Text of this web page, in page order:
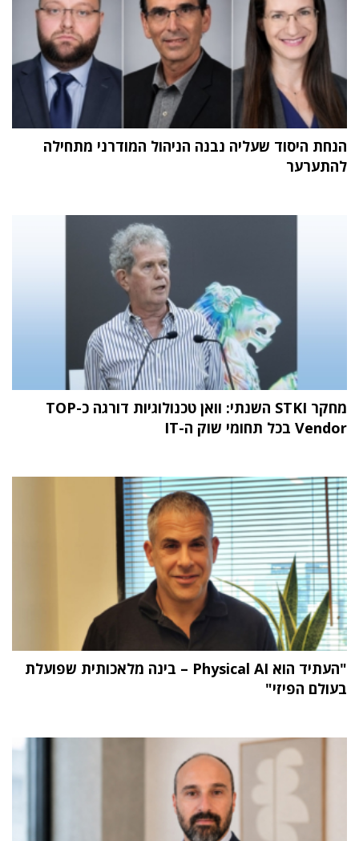
הנחת היסוד שעליה נבנה הניהול המודרני מתחילה
להתערער
מחקר STKI השנתי: וואן טכנולוגיות דורגה כ-TOP
Vendor בכל תחומי שוק ה-IT
"העתיד הוא Physical AI – בינה מלאכותית שפועלת
בעולם הפיזי"